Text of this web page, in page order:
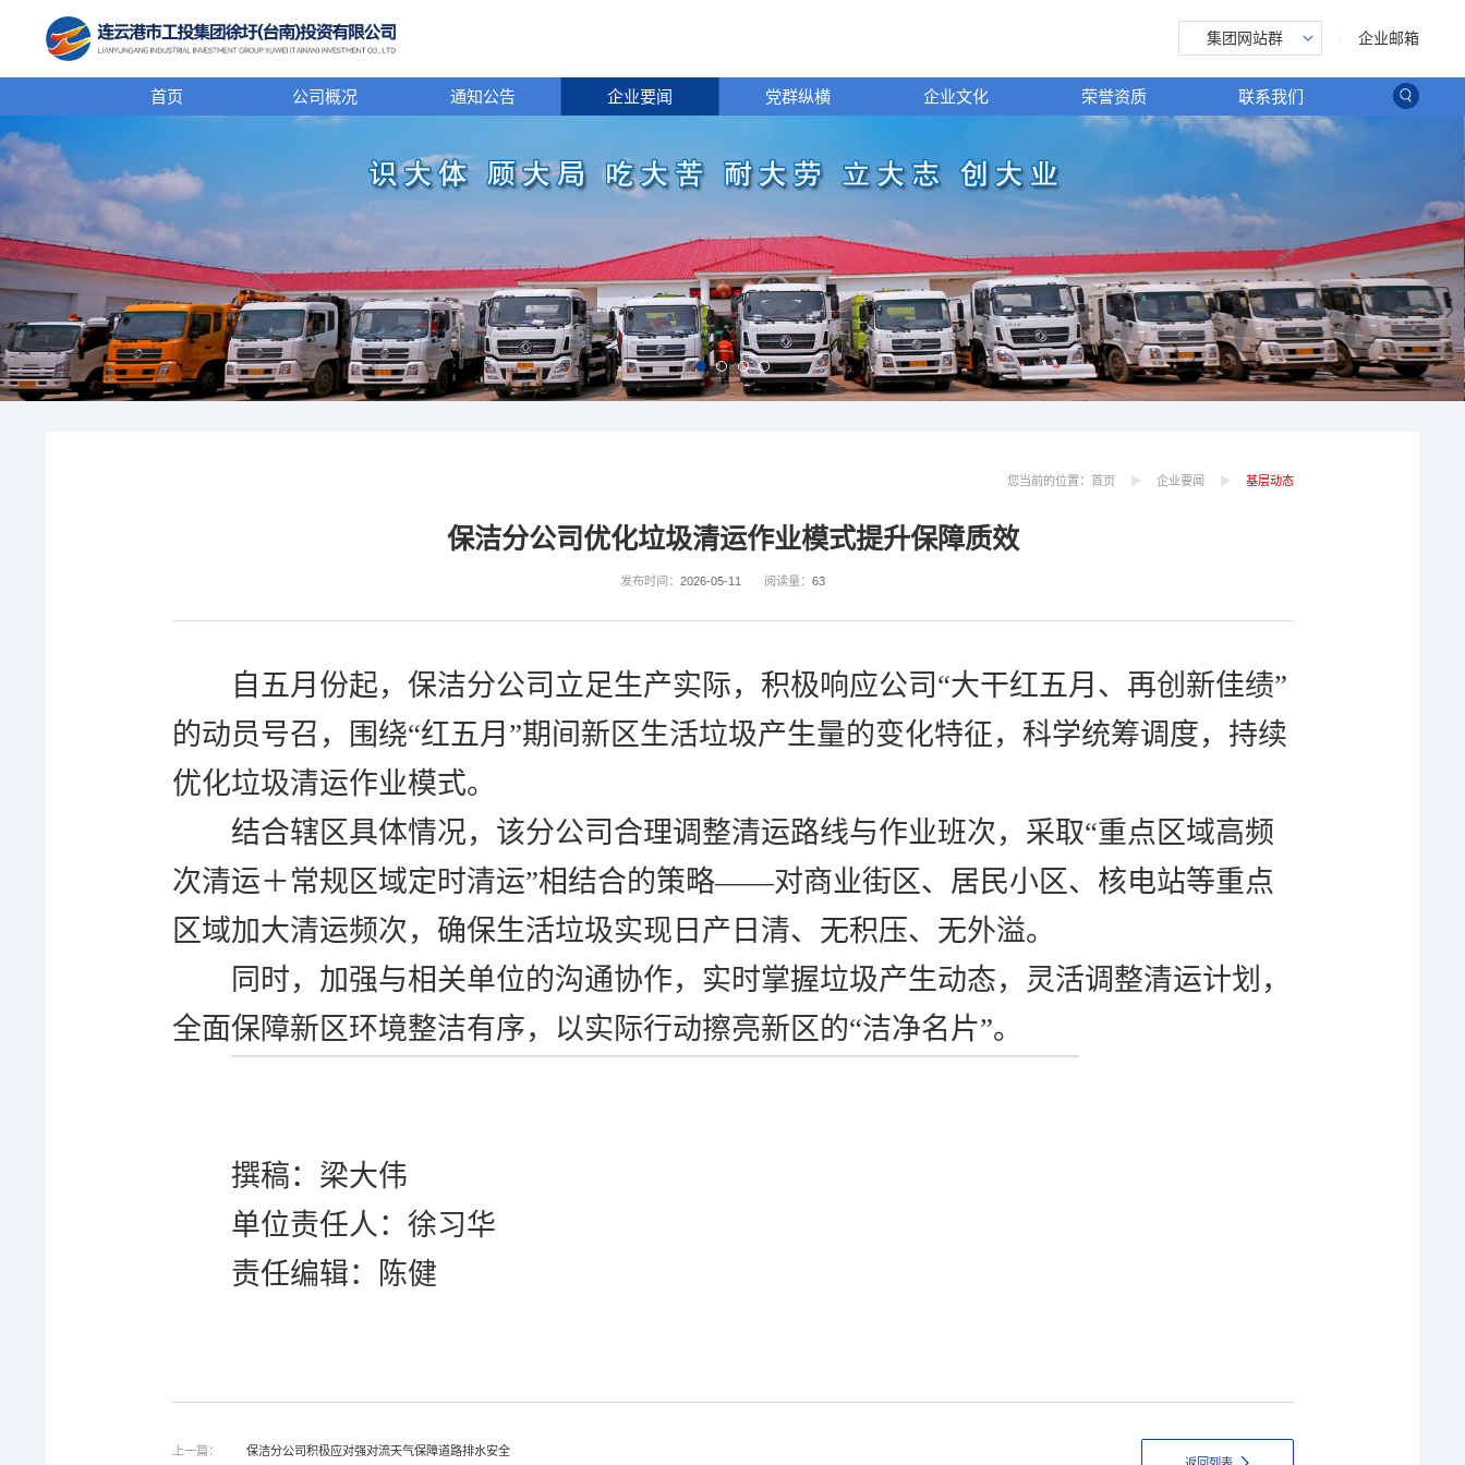
集团网站群 企业邮箱
首页 公司概况 通知公告 企业要闻 党群纵横 企业文化 荣誉资质 联系我们
您当前的位置： 首页 企业要闻 基层动态
保洁分公司优化垃圾清运作业模式提升保障质效
发布时间： 2026-05-11 阅读量： 63
自五月份起，保洁分公司立足生产实际，积极响应公司 “大干红五月、再创新佳绩”
的动员号召，围绕“红五月”期间新区生活垃圾产生量的变化特征，科学统筹调度，持续
优化垃圾清运作业模式。
结合辖区具体情况，该分公司合理调整清运路线与作业班次，采取“重点区域高频
次清运＋常规区域定时清运”相结合的策略——对商业街区、居民小区、核电站等重点
区域加大清运频次，确保生活垃圾实现日产日清、无积压、无外溢。
同时，加强与相关单位的沟通协作，实时掌握垃圾产生动态，灵活调整清运计划，
全面保障新区环境整洁有序，以实际行动擦亮新区的“洁净名片”。
撰稿：梁大伟
单位责任人：徐习华
责任编辑：陈健
上一篇： 保洁分公司积极应对强对流天气保障道路排水安全